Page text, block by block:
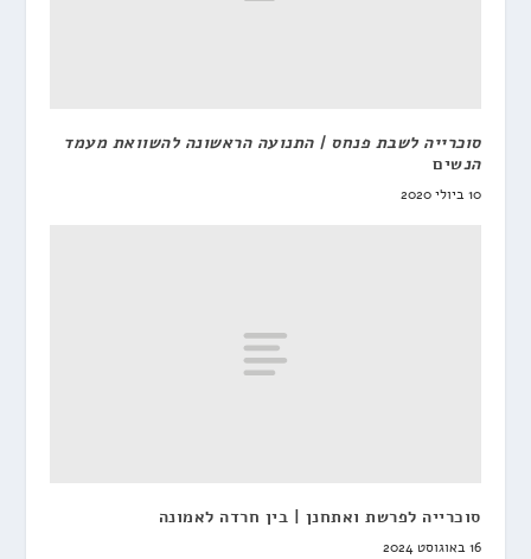
סוכרייה לשבת פנחס | התנועה הראשונה להשוואת מעמד
הנשים
10 ביולי 2020
סוכרייה לפרשת ואתחנן | בין חרדה לאמונה
16 באוגוסט 2024